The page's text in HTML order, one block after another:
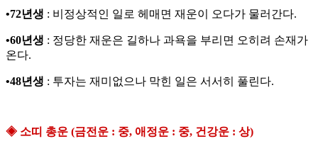
•72년생 : 비정상적인 일로 헤매면 재운이 오다가 물러간다.
•60년생 : 정당한 재운은 길하나 과욕을 부리면 오히려 손재가
온다.
•48년생 : 투자는 재미없으나 막힌 일은 서서히 풀린다.
◈ 소띠 총운 (금전운 : 중, 애정운 : 중, 건강운 : 상)